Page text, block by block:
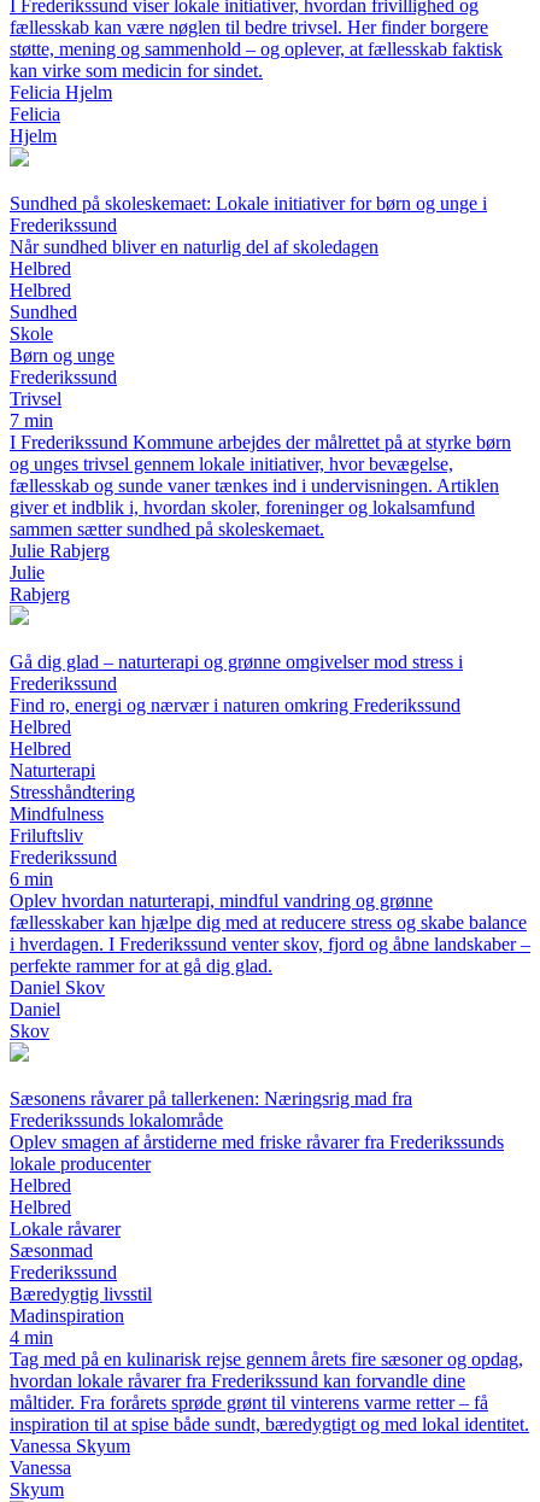
I Frederikssund viser lokale initiativer, hvordan frivillighed og
fællesskab kan være nøglen til bedre trivsel. Her finder borgere
støtte, mening og sammenhold – og oplever, at fællesskab faktisk
kan virke som medicin for sindet.
Felicia Hjelm
Felicia
Hjelm
Sundhed på skoleskemaet: Lokale initiativer for børn og unge i
Frederikssund
Når sundhed bliver en naturlig del af skoledagen
Helbred
Helbred
Sundhed
Skole
Børn og unge
Frederikssund
Trivsel
7 min
I Frederikssund Kommune arbejdes der målrettet på at styrke børn
og unges trivsel gennem lokale initiativer, hvor bevægelse,
fællesskab og sunde vaner tænkes ind i undervisningen. Artiklen
giver et indblik i, hvordan skoler, foreninger og lokalsamfund
sammen sætter sundhed på skoleskemaet.
Julie Rabjerg
Julie
Rabjerg
Gå dig glad – naturterapi og grønne omgivelser mod stress i
Frederikssund
Find ro, energi og nærvær i naturen omkring Frederikssund
Helbred
Helbred
Naturterapi
Stresshåndtering
Mindfulness
Friluftsliv
Frederikssund
6 min
Oplev hvordan naturterapi, mindful vandring og grønne
fællesskaber kan hjælpe dig med at reducere stress og skabe balance
i hverdagen. I Frederikssund venter skov, fjord og åbne landskaber –
perfekte rammer for at gå dig glad.
Daniel Skov
Daniel
Skov
Sæsonens råvarer på tallerkenen: Næringsrig mad fra
Frederikssunds lokalområde
Oplev smagen af årstiderne med friske råvarer fra Frederikssunds
lokale producenter
Helbred
Helbred
Lokale råvarer
Sæsonmad
Frederikssund
Bæredygtig livsstil
Madinspiration
4 min
Tag med på en kulinarisk rejse gennem årets fire sæsoner og opdag,
hvordan lokale råvarer fra Frederikssund kan forvandle dine
måltider. Fra forårets sprøde grønt til vinterens varme retter – få
inspiration til at spise både sundt, bæredygtigt og med lokal identitet.
Vanessa Skyum
Vanessa
Skyum